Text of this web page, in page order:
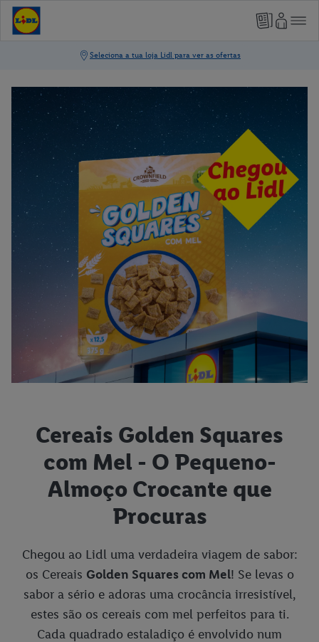
Cereais Golden Squares
com Mel - O Pequeno-
Almoço Crocante que
Procuras
Chegou ao Lidl uma verdadeira viagem de sabor:
os Cereais Golden Squares com Mel! Se levas o
sabor a sério e adoras uma crocância irresistível,
estes são os cereais com mel perfeitos para ti.
Cada quadrado estaladiço é envolvido num